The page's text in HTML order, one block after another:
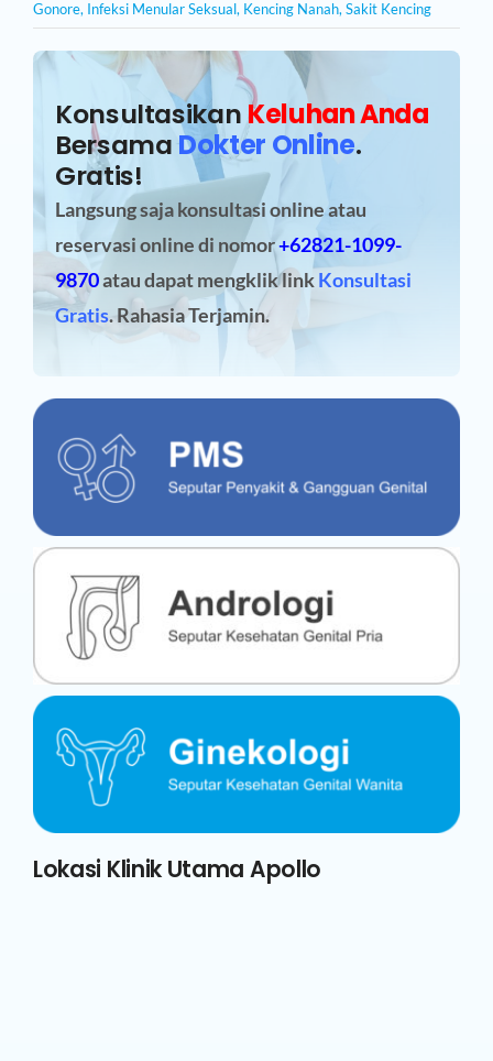
Gonore, Infeksi Menular Seksual, Kencing Nanah, Sakit Kencing
Konsultasikan Keluhan Anda
BersamaDokter Online.
Gratis!
Langsung saja konsultasi online atau
reservasi onlinedi nomor+62821-1099-
9870atau dapat mengklik linkKonsultasi
Gratis. Rahasia Terjamin.
Lokasi Klinik Utama Apollo